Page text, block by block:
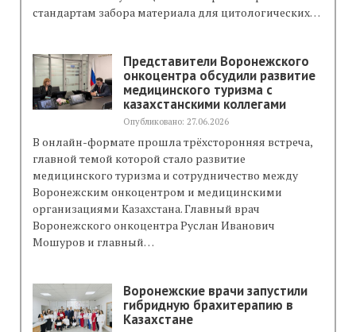
Магнитно-резонансной томограф
стандартам забора материала для цитологических…
Представители Воронежского
онкоцентра обсудили развитие
медицинского туризма с
казахстанскими коллегами
Опубликовано: 27.06.2026
В онлайн-формате прошла трёхсторонняя встреча,
главной темой которой стало развитие
медицинского туризма и сотрудничество между
Воронежским онкоцентром и медицинскими
организациями Казахстана. Главный врач
Воронежского онкоцентра Руслан Иванович
Мошуров и главный…
Воронежские врачи запустили
гибридную брахитерапию в
Казахстане